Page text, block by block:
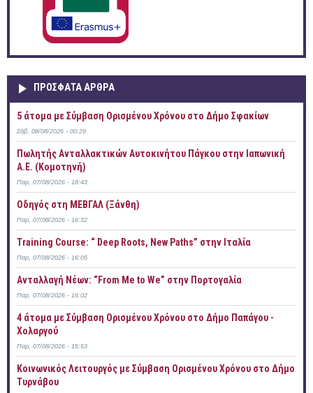
ΠΡOΣΦΑΤΑ AΡΘΡΑ
5 άτομα με Σύμβαση Ορισμένου Χρόνου στο Δήμο Σφακίων
Σάβ, 08/08/2026 - 00:29
Πωλητής Ανταλλακτικών Αυτοκινήτου Πάγκου στην Ιαπωνική
Α.Ε. (Κομοτηνή)
Παρ, 07/08/2026 - 18:43
Οδηγός στη ΜΕΒΓΑΛ (Ξάνθη)
Παρ, 07/08/2026 - 16:32
Training Course: “ Deep Roots, New Paths” στην Ιταλία
Παρ, 07/08/2026 - 16:05
Ανταλλαγή Νέων: “From Me to We” στην Πορτογαλία
Παρ, 07/08/2026 - 16:02
4 άτομα με Σύμβαση Ορισμένου Χρόνου στο Δήμο Παπάγου -
Χολαργού
Παρ, 07/08/2026 - 15:53
Κοινωνικός Λειτουργός με Σύμβαση Ορισμένου Χρόνου στο Δήμο
Τυρνάβου